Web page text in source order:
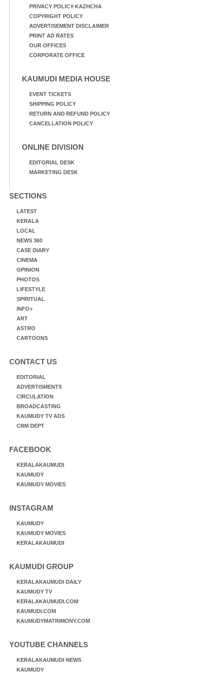
PRIVACY POLICY-KAZHCHA
COPYRIGHT POLICY
ADVERTISEMENT DISCLAIMER
PRINT AD RATES
OUR OFFICES
CORPORATE OFFICE
KAUMUDI MEDIA HOUSE
EVENT TICKETS
SHIPPING POLICY
RETURN AND REFUND POLICY
CANCELLATION POLICY
ONLINE DIVISION
EDITORIAL DESK
MARKETING DESK
SECTIONS
LATEST
KERALA
LOCAL
NEWS 360
CASE DIARY
CINEMA
OPINION
PHOTOS
LIFESTYLE
SPIRITUAL
INFO+
ART
ASTRO
CARTOONS
CONTACT US
EDITORIAL
ADVERTISMENTS
CIRCULATION
BROADCASTING
KAUMUDY TV ADS
CRM DEPT
FACEBOOK
KERALAKAUMUDI
KAUMUDY
KAUMUDY MOVIES
INSTAGRAM
KAUMUDY
KAUMUDY MOVIES
KERALAKAUMUDI
KAUMUDI GROUP
KERALAKAUMUDI DAILY
KAUMUDY TV
KERALAKAUMUDI.COM
KAUMUDI.COM
KAUMUDYMATRIMONY.COM
YOUTUBE CHANNELS
KERALAKAUMUDI NEWS
KAUMUDY